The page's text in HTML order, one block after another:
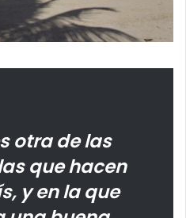
otra de las
que hacen
y en la que